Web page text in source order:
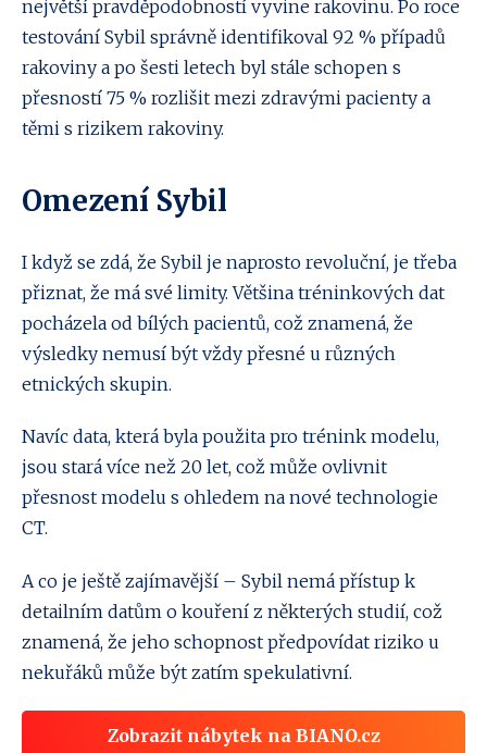
největší pravděpodobností vyvine rakovinu. Po roce
testování Sybil správně identifikoval 92 % případů
rakoviny a po šesti letech byl stále schopen s
přesností 75 % rozlišit mezi zdravými pacienty a
těmi s rizikem rakoviny.
Omezení Sybil
I když se zdá, že Sybil je naprosto revoluční, je třeba
přiznat, že má své limity. Většina tréninkových dat
pocházela od bílých pacientů, což znamená, že
výsledky nemusí být vždy přesné u různých
etnických skupin.
Navíc data, která byla použita pro trénink modelu,
jsou stará více než 20 let, což může ovlivnit
přesnost modelu s ohledem na nové technologie
CT.
A co je ještě zajímavější – Sybil nemá přístup k
detailním datům o kouření z některých studií, což
znamená, že jeho schopnost předpovídat riziko u
nekuřáků může být zatím spekulativní.
Zobrazit nábytek na BIANO.cz